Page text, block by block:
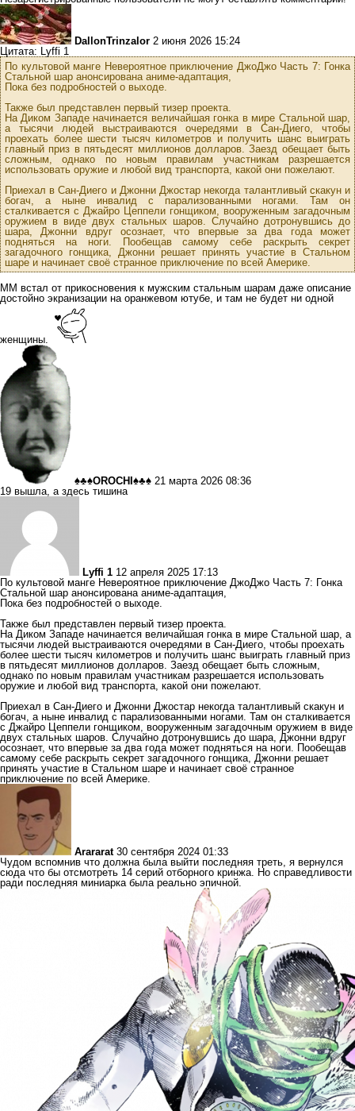
DallonTrinzalor 2 июня 2026 15:24
Цитата: Lyffi 1
По культовой манге Невероятное приключение ДжоДжо Часть 7: Гонка
Стальной шар анонсирована аниме-адаптация,
Пока без подробностей о выходе.
Также был представлен первый тизер проекта.
На Диком Западе начинается величайшая гонка в мире Стальной шар,
а тысячи людей выстраиваются очередями в Сан-Диего, чтобы
проехать более шести тысяч километров и получить шанс выиграть
главный приз в пятьдесят миллионов долларов. Заезд обещает быть
сложным, однако по новым правилам участникам разрешается
использовать оружие и любой вид транспорта, какой они пожелают.
Приехал в Сан-Диего и Джонни Джостар некогда талантливый скакун и
богач, а ныне инвалид с парализованными ногами. Там он
сталкивается с Джайро Цеппели гонщиком, вооруженным загадочным
оружием в виде двух стальных шаров. Случайно дотронувшись до
шара, Джонни вдруг осознает, что впервые за два года может
подняться на ноги. Пообещав самому себе раскрыть секрет
загадочного гонщика, Джонни решает принять участие в Стальном
шаре и начинает своё странное приключение по всей Америке.
ММ встал от прикосновения к мужским стальным шарам даже описание
достойно экранизации на оранжевом ютубе, и там не будет ни одной
женщины.
♠♣♠OROCHI♠♣♠ 21 марта 2026 08:36
19 вышла, а здесь тишина
Lyffi 1 12 апреля 2025 17:13
По культовой манге Невероятное приключение ДжоДжо Часть 7: Гонка
Стальной шар анонсирована аниме-адаптация,
Пока без подробностей о выходе.
Также был представлен первый тизер проекта.
На Диком Западе начинается величайшая гонка в мире Стальной шар, а
тысячи людей выстраиваются очередями в Сан-Диего, чтобы проехать
более шести тысяч километров и получить шанс выиграть главный приз
в пятьдесят миллионов долларов. Заезд обещает быть сложным,
однако по новым правилам участникам разрешается использовать
оружие и любой вид транспорта, какой они пожелают.
Приехал в Сан-Диего и Джонни Джостар некогда талантливый скакун и
богач, а ныне инвалид с парализованными ногами. Там он сталкивается
с Джайро Цеппели гонщиком, вооруженным загадочным оружием в виде
двух стальных шаров. Случайно дотронувшись до шара, Джонни вдруг
осознает, что впервые за два года может подняться на ноги. Пообещав
самому себе раскрыть секрет загадочного гонщика, Джонни решает
принять участие в Стальном шаре и начинает своё странное
приключение по всей Америке.
Arararat 30 сентября 2024 01:33
Чудом вспомнив что должна была выйти последняя треть, я вернулся
сюда что бы отсмотреть 14 серий отборного кринжа. Но справедливости
ради последняя миниарка была реально эпичной.